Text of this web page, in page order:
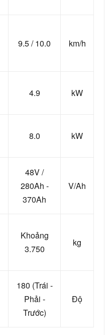
9.5 / 10.0 km/h
4.9 kW
8.0 kW
48V /
280Ah -
370Ah
V/Ah
Khoảng
3.750
kg
180 (Trái -
Phải -
Trước)
Độ